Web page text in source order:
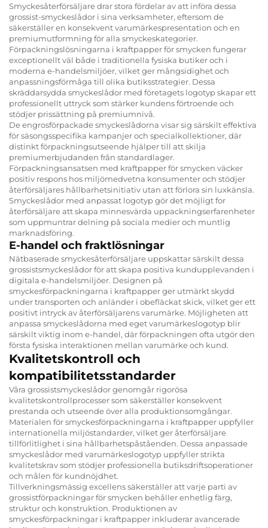
Smyckesåterförsäljare drar stora fördelar av att införa dessa
grossist-smyckeslådor i sina verksamheter, eftersom de
säkerställer en konsekvent varumärkespresentation och en
premiumutformning för alla smyckeskategorier.
Förpackningslösningarna i kraftpapper för smycken fungerar
exceptionellt väl både i traditionella fysiska butiker och i
moderna e-handelsmiljöer, vilket ger mångsidighet och
anpassningsförmåga till olika butiksstrategier. Dessa
skräddarsydda smyckeslådor med företagets logotyp skapar ett
professionellt uttryck som stärker kundens förtroende och
stödjer prissättning på premiumnivå.
De engrosförpackade smyckeslådorna visar sig särskilt effektiva
för säsongsspecifika kampanjer och specialkollektioner, där
distinkt förpackningsutseende hjälper till att skilja
premiumerbjudanden från standardlager.
Förpackningsansatsen med kraftpapper för smycken väcker
positiv respons hos miljömedvetna konsumenter och stödjer
återförsäljares hållbarhetsinitiativ utan att förlora sin luxkänsla.
Smyckeslådor med anpassat logotyp gör det möjligt for
återförsäljare att skapa minnesvärda uppackningserfarenheter
som uppmuntrar delning på sociala medier och muntlig
marknadsföring.
E-handel och fraktlösningar
Nätbaserade smyckesåterförsäljare uppskattar särskilt dessa
grossistsmyckeslådor för att skapa positiva kundupplevanden i
digitala e-handelsmiljöer. Designen på
smyckesförpackningarna i kraftpapper ger utmärkt skydd
under transporten och anländer i obefläckat skick, vilket ger ett
positivt intryck av återförsäljarens varumärke. Möjligheten att
anpassa smyckeslådorna med eget varumärkeslogotyp blir
särskilt viktig inom e-handel, där förpackningen ofta utgör den
första fysiska interaktionen mellan varumärke och kund.
Kvalitetskontroll och
kompatibilitetsstandarder
Våra grossistsmyckeslådor genomgår rigorösa
kvalitetskontrollprocesser som säkerställer konsekvent
prestanda och utseende över alla produktionsomgångar.
Materialen för smyckesförpackningarna i kraftpapper uppfyller
internationella miljöstandarder, vilket ger återförsäljare
tillförlitlighet i sina hållbarhetspåståenden. Dessa anpassade
smyckeslådor med varumärkeslogotyp uppfyller strikta
kvalitetskrav som stödjer professionella butiksdriftsoperationer
och målen för kundnöjdhet.
Tillverkningsmässig excellens säkerställer att varje parti av
grossistförpackningar för smycken behåller enhetlig färg,
struktur och konstruktion. Produktionen av
smyckesförpackningar i kraftpapper inkluderar avancerade